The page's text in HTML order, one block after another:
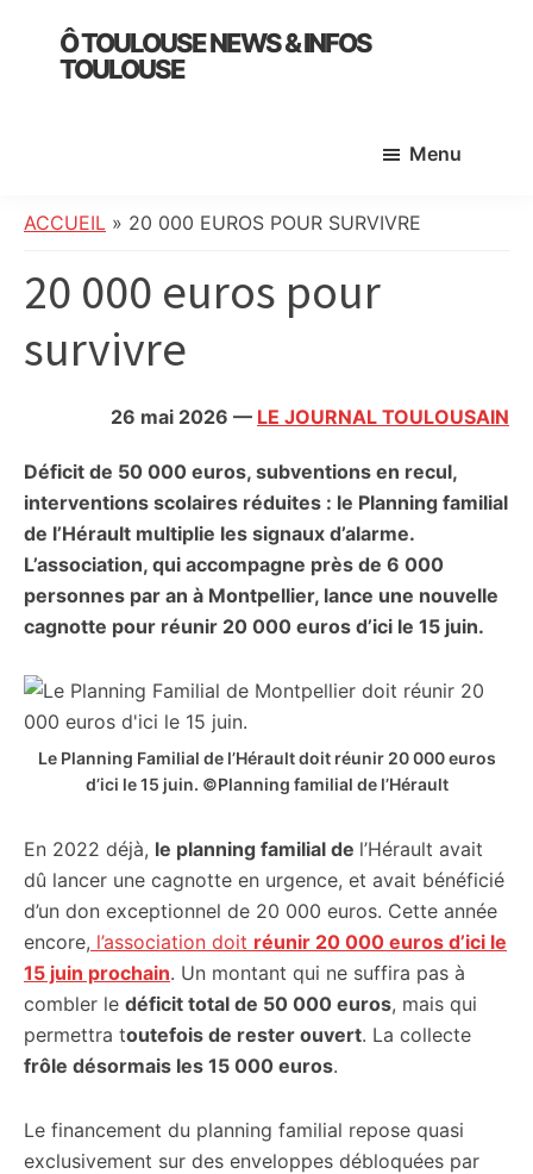
primary
Ô TOULOUSE NEWS & INFOS
TOULOUSE
:
locale,
société,
culture,
météo,
divers
et
initiatives
citoyennes
Menu
ACCUEIL » 20 000 EUROS POUR SURVIVRE
20 000 euros pour
survivre
26 mai 2026 — LE JOURNAL TOULOUSAIN
Déficit de 50 000 euros, subventions en recul,
interventions scolaires réduites : le Planning familial
de l’Hérault multiplie les signaux d’alarme.
L’association, qui accompagne près de 6 000
personnes par an à Montpellier, lance une nouvelle
cagnotte pour réunir 20 000 euros d’ici le 15 juin.
Le Planning Familial de l’Hérault doit réunir 20 000 euros
d’ici le 15 juin. ©Planning familial de l’Hérault
En 2022 déjà, le planning familial de l’Hérault avait
dû lancer une cagnotte en urgence, et avait bénéficié
d’un don exceptionnel de 20 000 euros. Cette année
encore, l’association doit réunir 20 000 euros d’ici le
15 juin prochain. Un montant qui ne suffira pas à
combler le déficit total de 50 000 euros, mais qui
permettra toutefois de rester ouvert. La collecte
frôle désormais les 15 000 euros.
Le financement du planning familial repose quasi
exclusivement sur des enveloppes débloquées par